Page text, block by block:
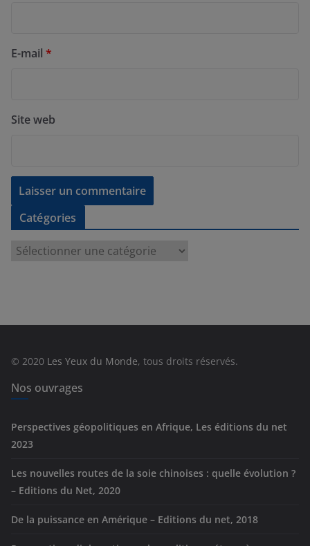
E-mail *
Site web
Catégories
e
s
© 2020 Les Yeux du Monde, tous droits réservés.
Nos ouvrages
Perspectives géopolitiques en Afrique, Les éditions du net
2023
Les nouvelles routes de la soie chinoises : quelle évolution ?
– Editions du Net, 2020
De la puissance en Amérique – Editions du net, 2018